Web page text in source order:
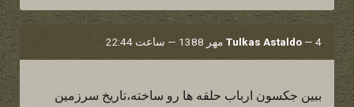
Tulkas Astaldo — 4 مهر 1388 — ساعت 22:44
ببین جکسون ارباب حلقه ها رو ساخته،تاریخ سرزمین